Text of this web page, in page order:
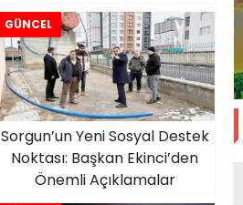
GÜNCEL
Sorgun’un Yeni Sosyal Destek
Noktası: Başkan Ekinci’den
Önemli Açıklamalar